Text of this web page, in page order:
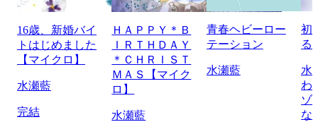
16歳、新婚バイ
トはじめました
【マイクロ】
水瀬藍
完結
ＨＡＰＰＹ＊Ｂ
ＩＲＴＨＤＡＹ
＊ＣＨＲＩＳＴ
ＭＡＳ【マイク
ロ】
水瀬藍
青春ヘビーロー
テーション
水瀬藍
初
る
水
わ
ゾ
な